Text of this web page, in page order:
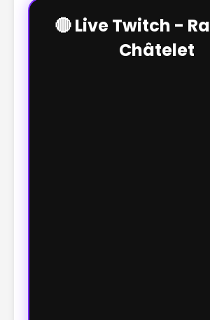
🔴 Live Twitch -
Châtelet